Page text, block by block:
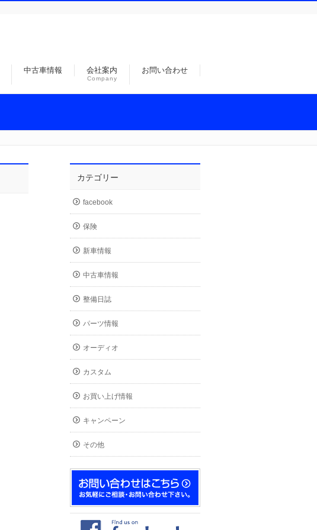
中古車情報 会社案内
Company
お問い合わせ
カテゴリー
facebook
保険
新車情報
中古車情報
整備日誌
パーツ情報
オーディオ
カスタム
お買い上げ情報
キャンペーン
その他